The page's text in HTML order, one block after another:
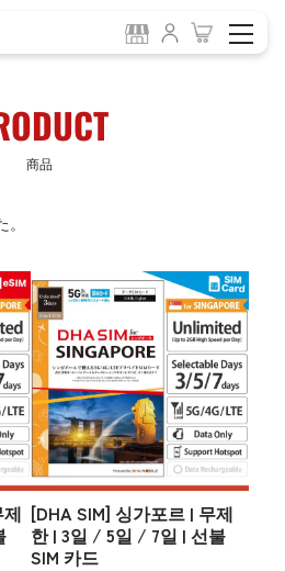
商品
[DHA SIM] 싱가포르 | 무제
한 | 3일 / 5일 / 7일 | 선불
SIM 카드